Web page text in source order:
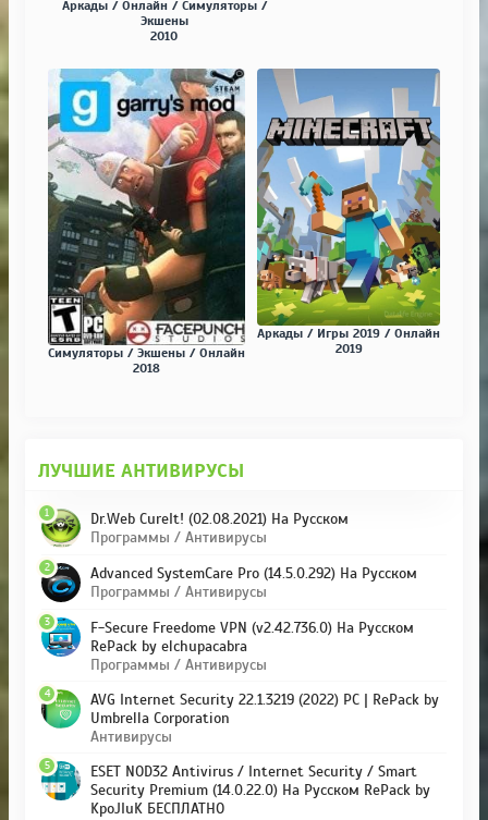
Аркады / Онлайн / Симуляторы /
Экшены
2010
Симуляторы / Экшены / Онлайн
2018
Аркады / Игры 2019 / Онлайн
2019
ЛУЧШИЕ АНТИВИРУСЫ
Dr.Web CureIt! (02.08.2021) На Русском
Программы / Антивирусы
1
Advanced SystemCare Pro (14.5.0.292) На Русском
Программы / Антивирусы
2
F-Secure Freedome VPN (v2.42.736.0) На Русском
RePack by elchupacabra
Программы / Антивирусы
3
AVG Internet Security 22.1.3219 (2022) PC | RePack by
Umbrella Corporation
Антивирусы
4
ESET NOD32 Antivirus / Internet Security / Smart
Security Premium (14.0.22.0) На Русском RePack by
KpoJIuK БЕСПЛАТНО
5